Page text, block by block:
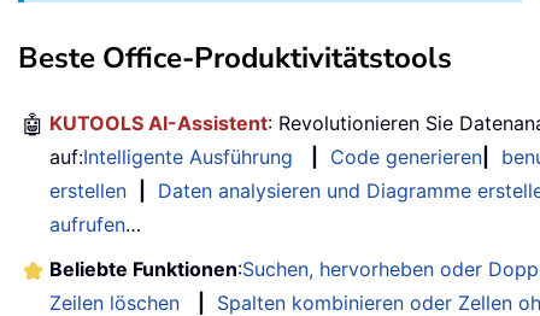
Beste Office-Produktivitätstools
🤖 KUTOOLS AI-Assistent: Revolutionieren Sie
auf:Intelligente Ausführung Code generieren
erstellen
Daten analysieren und Diagramme
aufrufen…
Beliebte Funktionen:Suchen, hervorheben oder
Zeilen löschen
Spalten kombinieren oder Zellen